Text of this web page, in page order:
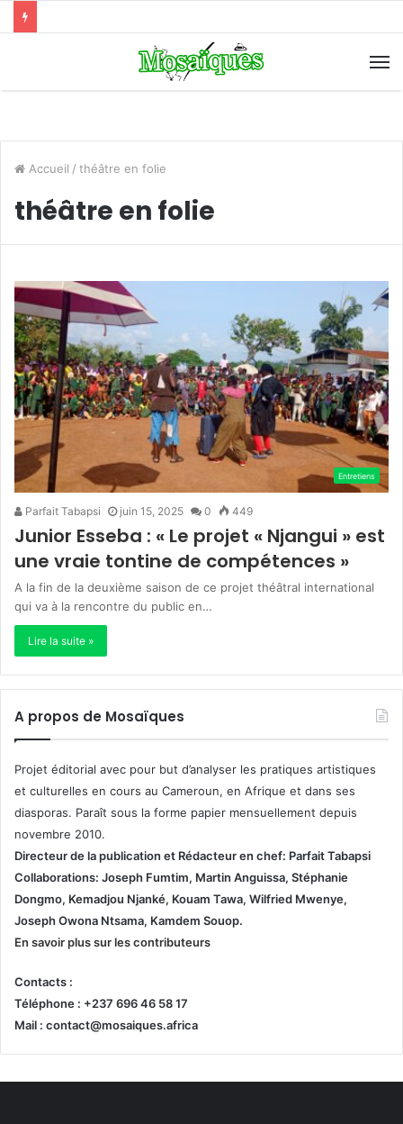
Accueil / théâtre en folie
théâtre en folie
Entretiens
Parfait Tabapsi juin 15, 2025 0 449
Junior Esseba : « Le projet « Njangui » est
une vraie tontine de compétences »
A la fin de la deuxième saison de ce projet théâtral international
qui va à la rencontre du public en…
Lire la suite »
A propos de Mosaïques
Projet éditorial avec pour but d’analyser les pratiques artistiques
et culturelles en cours au Cameroun, en Afrique et dans ses
diasporas. Paraît sous la forme papier mensuellement depuis
novembre 2010.
Directeur de la publication et Rédacteur en chef: Parfait Tabapsi
Collaborations: Joseph Fumtim, Martin Anguissa, Stéphanie
Dongmo, Kemadjou Njanké, Kouam Tawa, Wilfried Mwenye,
Joseph Owona Ntsama, Kamdem Souop.
En savoir plus sur les contributeurs
Contacts :
Téléphone : +237 696 46 58 17
Mail : contact@mosaiques.africa